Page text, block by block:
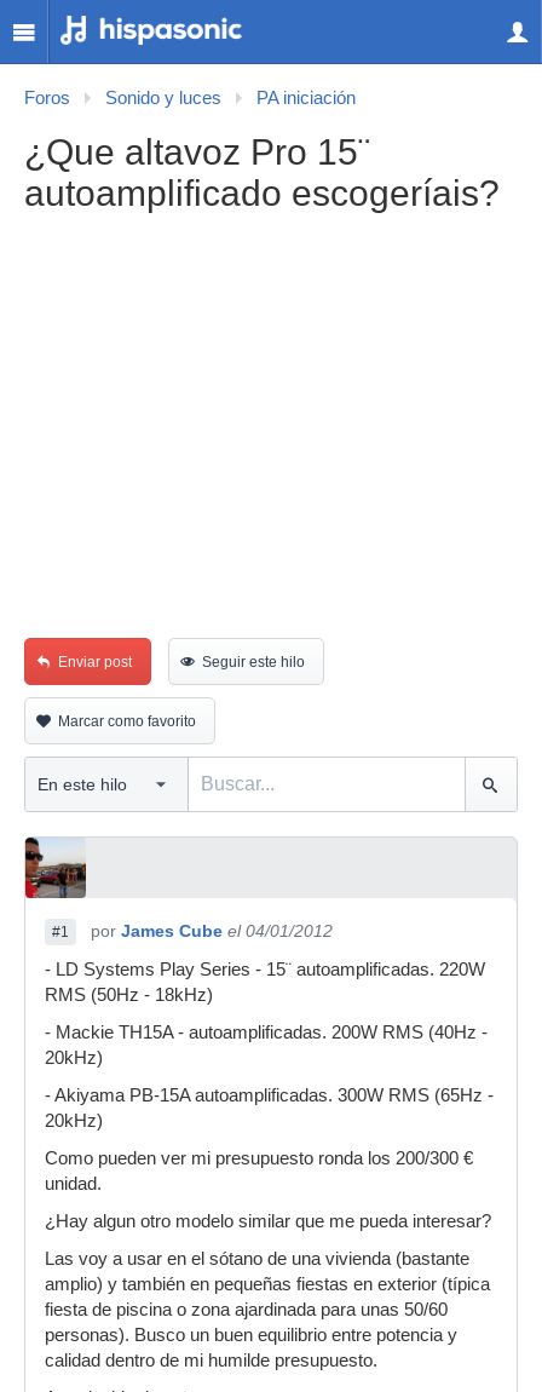
Foros Sonido y luces PA iniciación
¿Que altavoz Pro 15¨
autoamplificado escogeríais?
Enviar post Seguir este hilo
Marcar como favorito
#1 por James Cube el 04/01/2012
- LD Systems Play Series - 15¨ autoamplificadas. 220W
RMS (50Hz - 18kHz)
- Mackie TH15A - autoamplificadas. 200W RMS (40Hz -
20kHz)
- Akiyama PB-15A autoamplificadas. 300W RMS (65Hz -
20kHz)
Como pueden ver mi presupuesto ronda los 200/300 €
unidad.
¿Hay algun otro modelo similar que me pueda interesar?
Las voy a usar en el sótano de una vivienda (bastante
amplio) y también en pequeñas fiestas en exterior (típica
fiesta de piscina o zona ajardinada para unas 50/60
personas). Busco un buen equilibrio entre potencia y
calidad dentro de mi humilde presupuesto.